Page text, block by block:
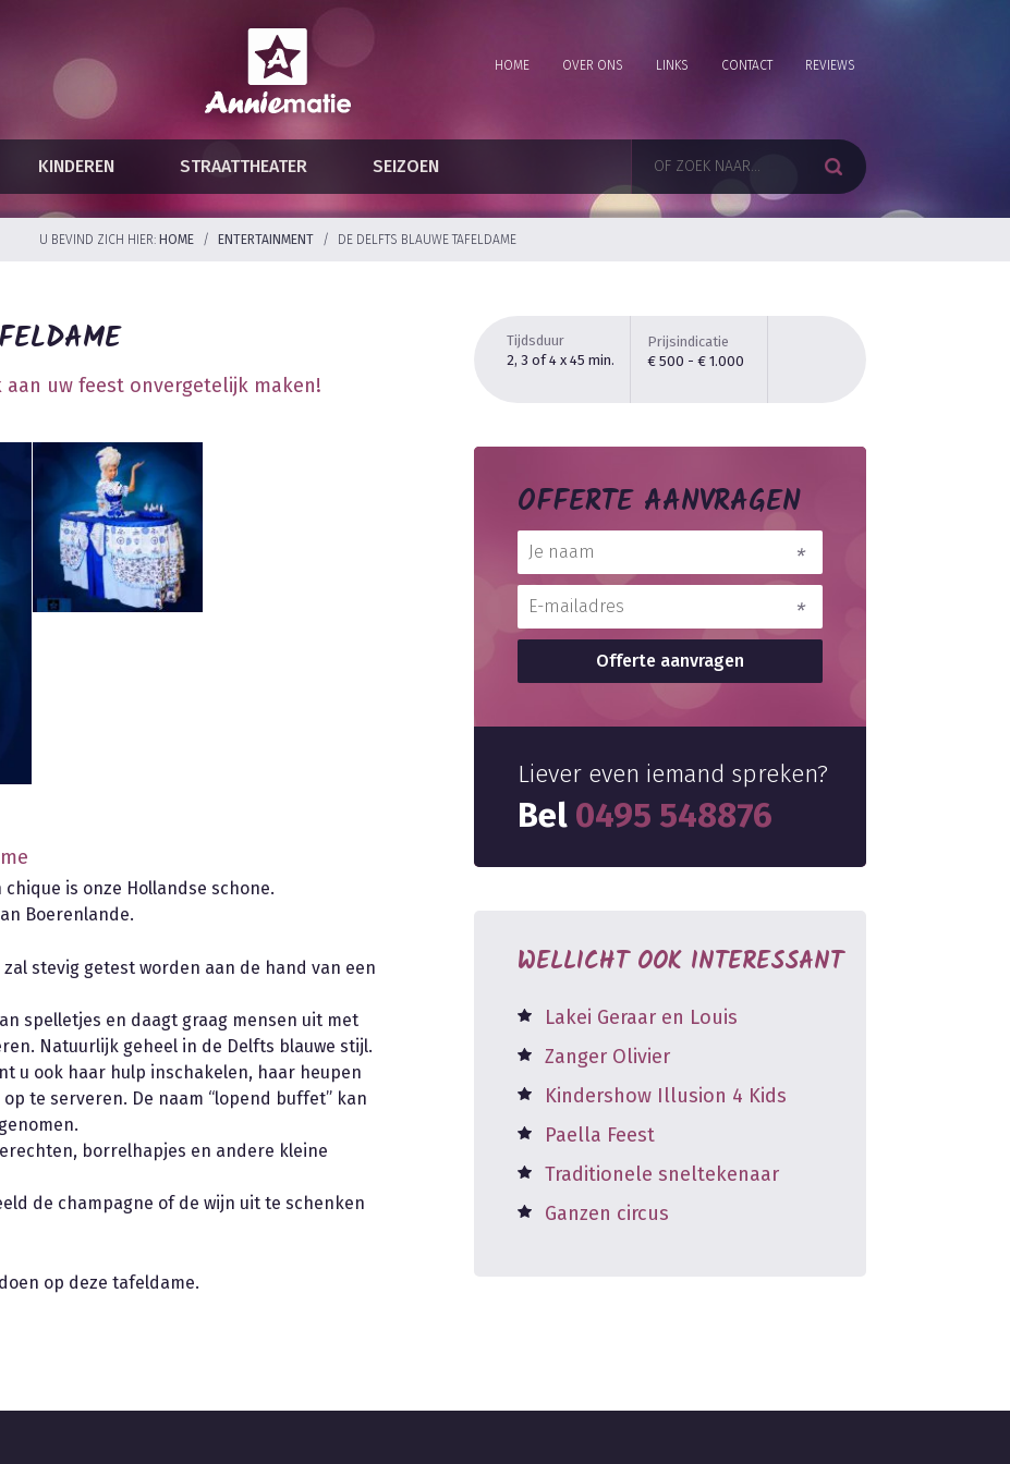
HOME OVER ONS LINKS CONTACT REVIEWS
KINDEREN STRAATTHEATER SEIZOEN
U BEVIND ZICH HIER: HOME / ENTERTAINMENT / DE DELFTS BLAUWE TAFELDAME
aan uw feest onvergetelijk maken!
is onze Hollandse schone.
Boerenlande.
stevig getest worden aan de hand van een
spelletjes en daagt graag mensen uit met
Natuurlijk geheel in de Delfts blauwe stijl.
u ook haar hulp inschakelen, haar heupen
te serveren. De naam “lopend buffet” kan
borrelhapjes en andere kleine
de champagne of de wijn uit te schenken
op deze tafeldame.
Tijdsduur
2, 3 of 4 x 45 min.
Prijsindicatie
€ 500 - € 1.000
OFFERTE AANVRAGEN
Liever even iemand spreken?
Bel 0495 548876
WELLICHT OOK INTERESSANT
Lakei Geraar en Louis
Zanger Olivier
Kindershow Illusion 4 Kids
Paella Feest
Traditionele sneltekenaar
Ganzen circus